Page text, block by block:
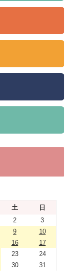
土
日
2
3
9
10
16
17
23
24
30 31